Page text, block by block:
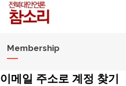
Membership
이메일 주소로 계정 찾기